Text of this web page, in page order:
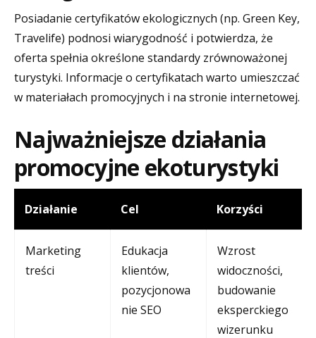
Posiadanie certyfikatów ekologicznych (np. Green Key,
Travelife) podnosi wiarygodność i potwierdza, że
oferta spełnia określone standardy zrównoważonej
turystyki. Informacje o certyfikatach warto umieszczać
w materiałach promocyjnych i na stronie internetowej.
Najważniejsze działania
promocyjne ekoturystyki
Działanie Cel Korzyści
Marketing
treści
Edukacja
klientów,
pozycjonowa
nie SEO
Wzrost
widoczności,
budowanie
eksperckiego
wizerunku